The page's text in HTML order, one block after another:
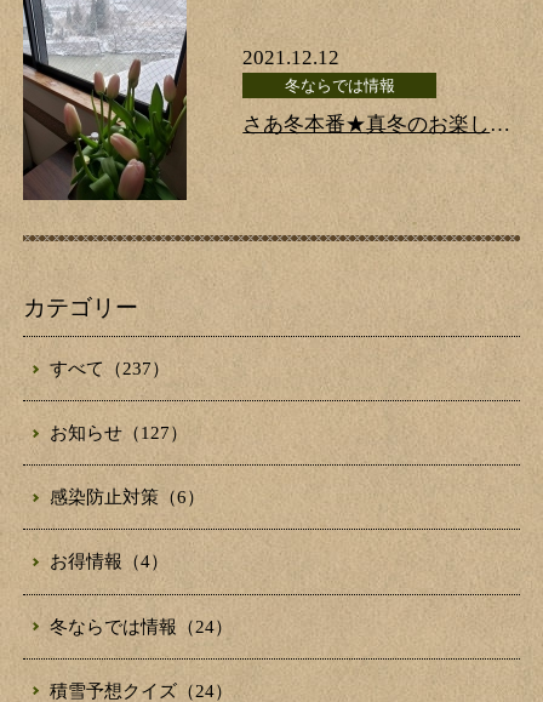
2021.12.12
冬ならでは情報
さあ冬本番★真冬のお楽しみ
はこれから♪・・・元河原湯
カテゴリー
すべて（237）
お知らせ（127）
感染防止対策（6）
お得情報（4）
冬ならでは情報（24）
積雪予想クイズ（24）